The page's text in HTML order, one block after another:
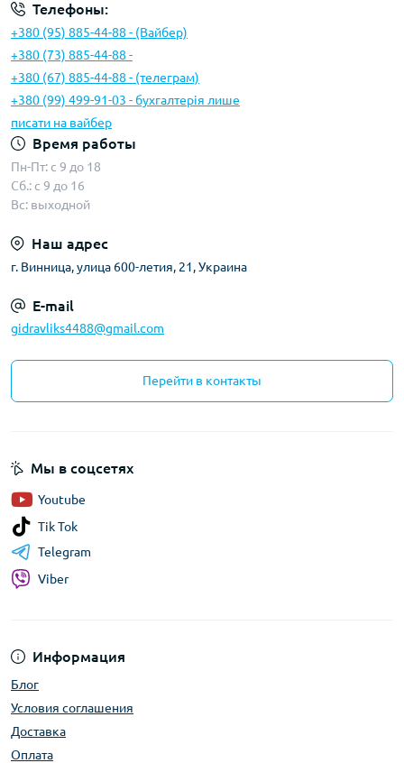
Телефоны:
+380 (95) 885-44-88 - (Вайбер)
+380 (73) 885-44-88 -
+380 (67) 885-44-88 - (телеграм)
+380 (99) 499-91-03 - бухгалтерія лише
писати на вайбер
Время работы
Пн-Пт: с 9 до 18
Сб.: с 9 до 16
Вс: выходной
Наш адрес
г. Винница, улица 600-летия, 21, Украина
E-mail
gidravliks4488@gmail.com
Перейти в контакты
Информация
Блог
Условия соглашения
Доставка
Оплата
Мы в соцсетях
Youtube
Tik Tok
Telegram
Viber